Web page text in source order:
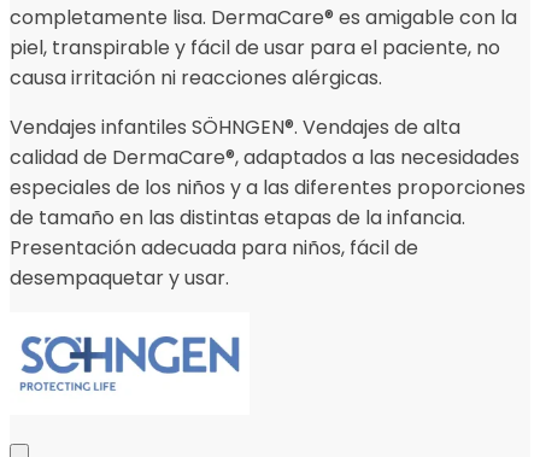
completamente lisa. DermaCare® es amigable con la
piel, transpirable y fácil de usar para el paciente, no
causa irritación ni reacciones alérgicas.
Vendajes infantiles SÖHNGEN®. Vendajes de alta
calidad de DermaCare®, adaptados a las necesidades
especiales de los niños y a las diferentes proporciones
de tamaño en las distintas etapas de la infancia.
Presentación adecuada para niños, fácil de
desempaquetar y usar.